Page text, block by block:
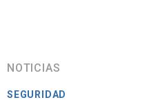
NOTICIAS
SEGURIDAD